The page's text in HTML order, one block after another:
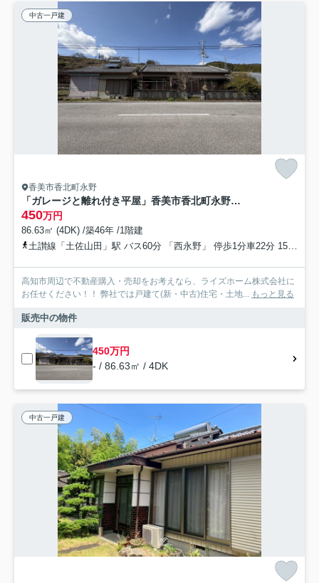
中古一戸建
香美市香北町永野
「ガレージと離れ付き平屋」香美市香北町永野 中古一戸建て
450万円
86.63㎡ (4DK) /築46年 /1階建
土讃線「土佐山田」駅 バス60分 「西永野」 停歩1分車22分 15.0km
高知市周辺で不動産購入・売却をお考えなら、ライズホーム株式会社に
お任せください！！ 弊社では戸建て(新・中古)住宅・土地... もっと見る
販売中の物件
450万円
- / 86.63㎡ / 4DK
中古一戸建